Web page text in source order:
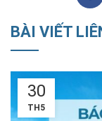
BÀI VIẾT
30
TH5